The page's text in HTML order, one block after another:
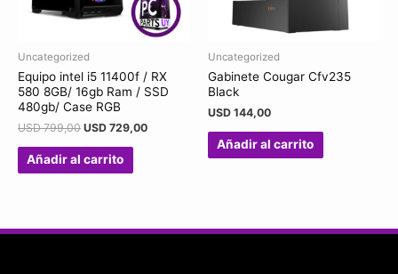
Uncategorized
Equipo intel i5 11400f / RX
580 8GB/ 16gb Ram / SSD
480gb/ Case RGB
USD799,00 USD 729,00
Añadir al carrito
Uncategorized
Gabinete Cougar Cfv235
Black
USD 144,00
Añadir al carrito